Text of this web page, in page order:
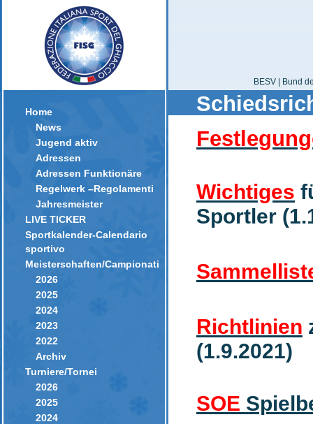
Home
News
Jugend aktiv
Adressen
Adressen Funktionäre
Regelwerk –Regolamenti
Jahresmeister
LIVE TICKER
Sportkalender-Calendario
sportivo
Meisterschaften/Campionati
2026
2025
2024
2023
2022
Archiv
Turniere/Tornei
2026
2025
2024
BESV | Bund
Wichtiges
Sportler
Richtlinien
(1.9.2021)
SOE